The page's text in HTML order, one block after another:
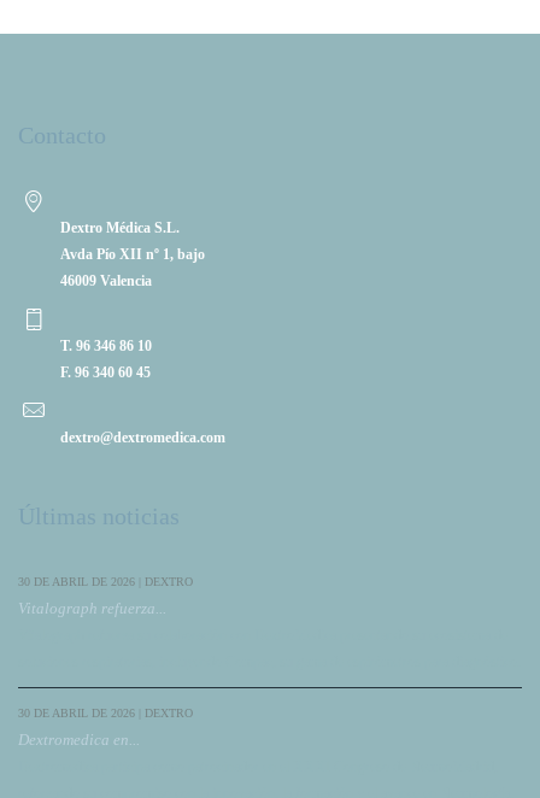
Dextro Médica S.L.
Avda Pío XII nº 1, bajo
46009 Valencia
T. 96 346 86 10
F. 96 340 60 45
dextro@dextromedica.com
30 DE ABRIL DE 2026 | DEXTRO
Vitalograph refuerza...
30 DE ABRIL DE 2026 | DEXTRO
Dextromedica en...